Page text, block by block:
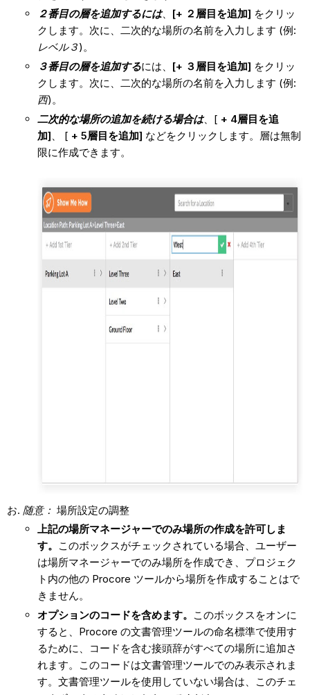
２番目の層を追加するには、 [+ ２層目を追加] をクリッ
クします。次に、二次的な場所の名前を入力します (例:
レベル３)。
３番目の層を追加するには、 [+ ３層目を追加] をクリッ
クします。次に、二次的な場所の名前を入力します (例:
西)。
二次的な場所の追加を続ける場合は、[ + 4層目を追
加]、 [ + 5層目を追加] などをクリックします。層は無制
限に作成できます。
随意： 場所設定の調整
上記の場所マネージャーでのみ場所の作成を許可しま
す。 このボックスがチェックされている場合、ユーザー
は場所マネージャーでのみ場所を作成でき、プロジェク
ト内の他の Procore ツールから場所を作成することはで
きません。
オプションのコードを含めます。 このボックスをオンに
すると、Procore の文書管理ツールの命名標準で使用す
るために、コードを含む接頭辞がすべての場所に追加さ
れます。このコードは文書管理ツールでのみ表示されま
す。文書管理ツールを使用していない場合は、このチェ